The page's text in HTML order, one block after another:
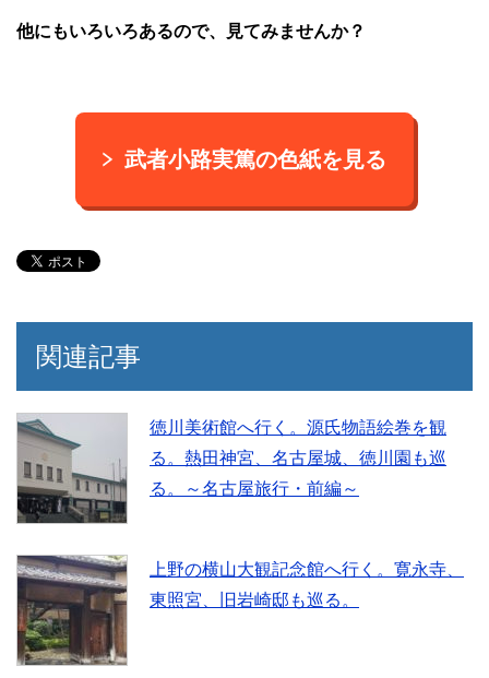
他にもいろいろあるので、見てみませんか？
武者小路実篤の色紙を見る
関連記事
徳川美術館へ行く。源氏物語絵巻を観
る。熱田神宮、名古屋城、徳川園も巡
る。～名古屋旅行・前編～
上野の横山大観記念館へ行く。寛永寺、
東照宮、旧岩崎邸も巡る。